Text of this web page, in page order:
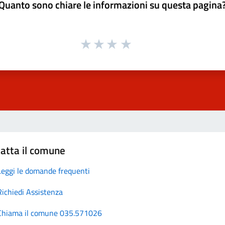
sono chiare le informazioni su questa
il comune
le domande frequenti
Assistenza
il comune 035.571026